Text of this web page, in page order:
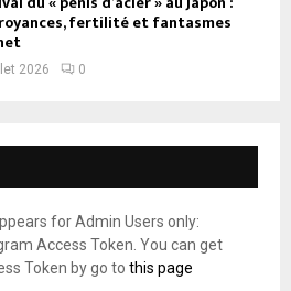
fertilité et fantasmes
2026 0
for Admin Users only:
Access Token. You can get
Token by go to this page